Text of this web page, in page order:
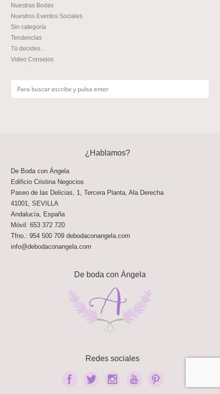
Nuestras Bodas
Nuestros Eventos Sociales
Sin categoría
Tendencias
Tú decides…
Video Consejos
¿Hablamos?
De Boda con Ángela
Edificio Cristina Negocios
Paseo de las Delicias, 1, Tercera Planta, Ala Derecha
41001
,SEVILLA
Andalucía España
Móvil:653 372 720
Tfno.:954 500 709 debodaconangela.com
info@debodaconangela.com
De boda con Ángela
Redes sociales